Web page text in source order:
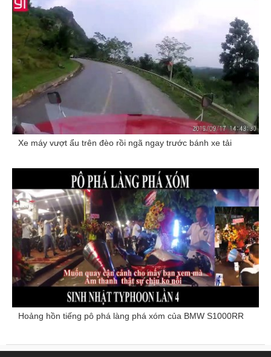
Xe máy vượt ẩu trên đèo rồi ngã ngay trước bánh xe tải
Hoảng hồn tiếng pô phá làng phá xóm của BMW S1000RR